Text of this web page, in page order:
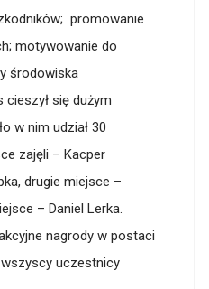
promowanie
motywowanie do
środowiska
się dużym
w nim udział 30
zajęli – Kacper
drugie miejsce –
– Daniel Lerka.
nagrody w postaci
uczestnicy